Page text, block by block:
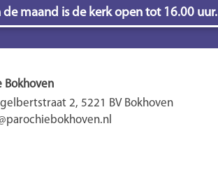
Bokhoven
2, 5221 BV Bokhoven
maand is de kerk open tot 16.00 uur.